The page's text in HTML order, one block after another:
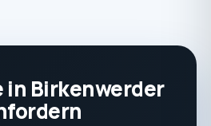
Birkenwerder